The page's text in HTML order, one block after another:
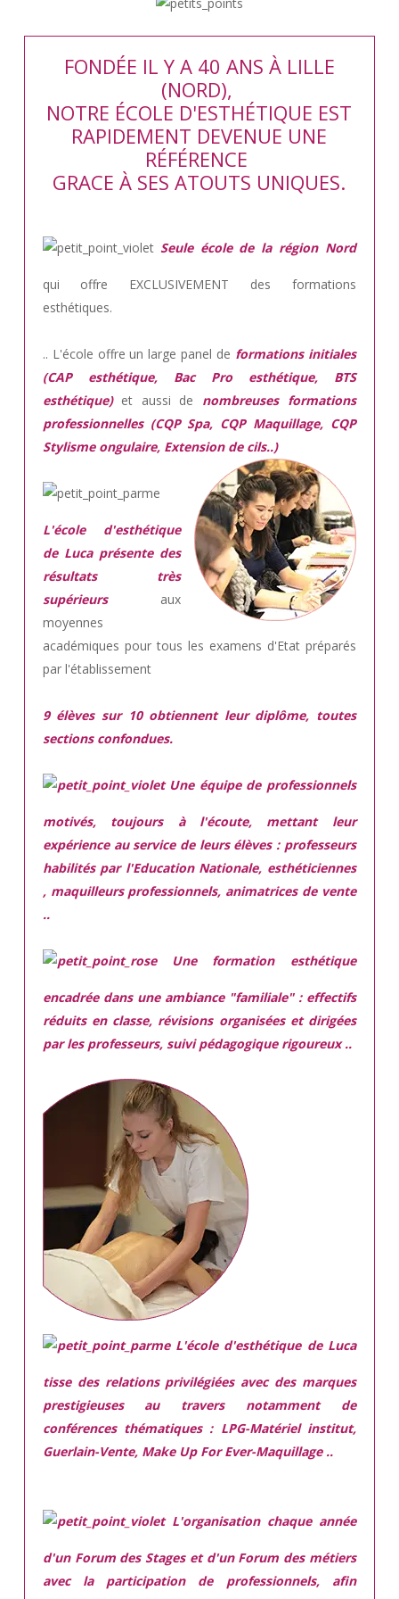
FONDÉE IL Y A 40 ANS À LILLE
(NORD),
NOTRE ÉCOLE D'ESTHÉTIQUE EST
RAPIDEMENT DEVENUE UNE
RÉFÉRENCE
GRACE À SES ATOUTS UNIQUES.
Seule école de la région Nord
qui offre EXCLUSIVEMENT des formations
esthétiques.
.. L'école offre un large panel de formations initiales
(CAP esthétique, Bac Pro esthétique, BTS
esthétique) et aussi de nombreuses formations
professionnelles (CQP Spa, CQP Maquillage, CQP
Stylisme ongulaire, Extension de cils..)
L'école d'esthétique
de Luca présente des
résultats très
supérieurs aux
moyennes
académiques pour tous les examens d'Etat préparés
par l'établissement
9 élèves sur 10 obtiennent leur diplôme, toutes
sections confondues.
Une équipe de professionnels
motivés,toujours à l'écoute, mettant leur
expérience au service de leurs élèves : professeurs
habilités par l'Education Nationale, esthéticiennes
, maquilleurs professionnels, animatrices de vente
..
Une formation esthétique
encadrée dans une ambiance "familiale" : effectifs
réduits en classe, révisions organisées et dirigées
par les professeurs, suivi pédagogique rigoureux ..
L'école d'esthétique de Luca
tisse des relations privilégiées avec des marques
prestigieuses au travers notamment de
conférences thématiques : LPG-Matériel institut,
Guerlain-Vente, Make Up For Ever-Maquillage ..
L'organisation chaque année
d'un Forum des Stages et d'un Forum des métiers
avec la participation de professionnels, afin